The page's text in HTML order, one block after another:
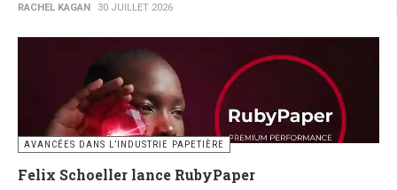
RACHEL KAGAN 30 JUILLET 2026
AVANCÉES DANS L’INDUSTRIE PAPETIÈRE
Felix Schoeller lance RubyPaper